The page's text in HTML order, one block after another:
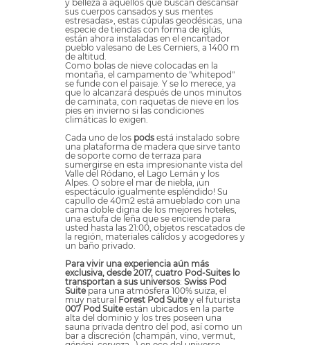
y belleza a aquellos que buscan descansar
sus cuerpos cansados y sus mentes
estresadas», estas cúpulas geodésicas, una
especie de tiendas con forma de iglús,
están ahora instaladas en el encantador
pueblo valesano de Les Cerniers, a 1400 m
de altitud.
Como bolas de nieve colocadas en la
montaña, el campamento de "whitepod"
se funde con el paisaje. Y se lo merece, ya
que lo alcanzará después de unos minutos
de caminata, con raquetas de nieve en los
pies en invierno si las condiciones
climáticas lo exigen.
Cada uno de los pods está instalado sobre
una plataforma de madera que sirve tanto
de soporte como de terraza para
sumergirse en esta impresionante vista del
Valle del Ródano, el Lago Lemán y los
Alpes. O sobre el mar de niebla, ¡un
espectáculo igualmente espléndido! Su
capullo de 40m2 está amueblado con una
cama doble digna de los mejores hoteles,
una estufa de leña que se enciende para
usted hasta las 21:00, objetos rescatados de
la región, materiales cálidos y acogedores y
un baño privado.
Para vivir una experiencia aún más
exclusiva, desde 2017, cuatro Pod-Suites lo
transportan a sus universos: Swiss Pod
Suitepara una atmósfera 100% suiza, el
muy natural Forest Pod Suitey el futurista
007 Pod Suiteestán ubicados en la parte
alta del dominio y los tres poseen una
sauna privada dentro del pod, así como un
bar a discreción (champán, vino, vermut,